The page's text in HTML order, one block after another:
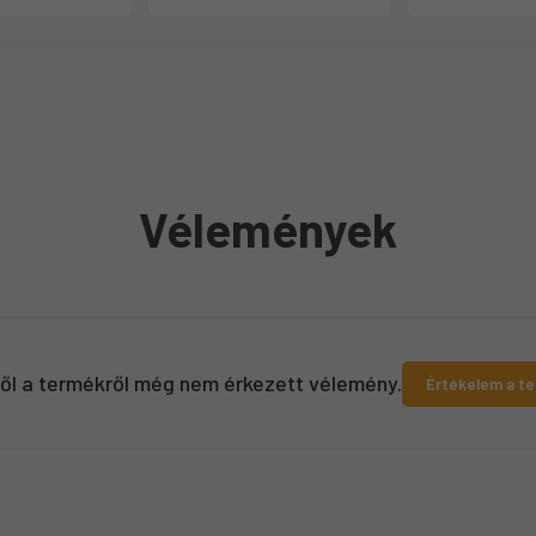
Vélemények
a termékről még nem érkezett vélemény. Értékelem a